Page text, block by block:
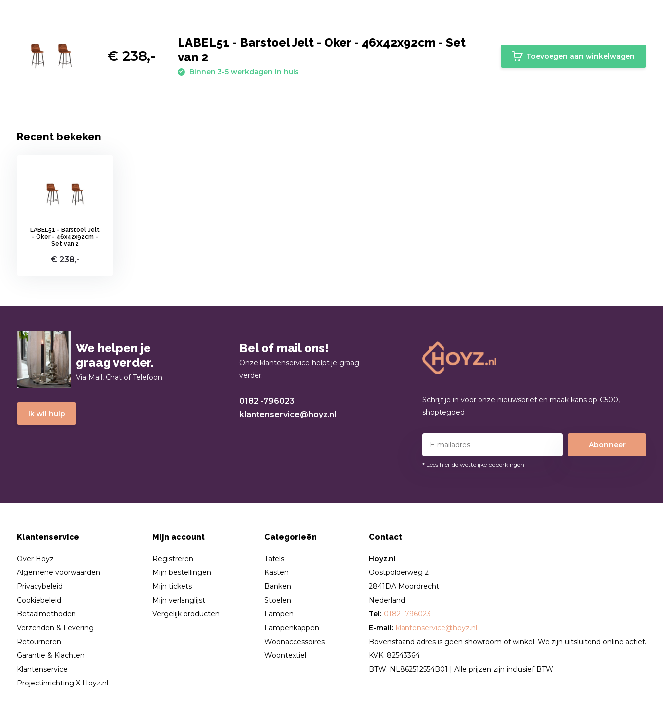
€ 238,-
LABEL51 - Barstoel Jelt - Oker - 46x42x92cm - Set
van 2
Binnen 3-5 werkdagen in huis
Toevoegen aan winkelwagen
Recent bekeken
LABEL51 - Barstoel Jelt
- Oker - 46x42x92cm -
Set van 2
€ 238,-
We helpen je
graag verder.
Via Mail, Chat of Telefoon.
Ik wil hulp
Bel of mail ons!
Onze klantenservice helpt je graag
verder.
0182 -796023
klantenservice@hoyz.nl
Schrijf je in voor onze nieuwsbrief en maak kans op €500,-
shoptegoed
Abonneer
* Lees hier de wettelijke beperkingen
Klantenservice
Over Hoyz
Algemene voorwaarden
Privacybeleid
Cookiebeleid
Betaalmethoden
Verzenden & Levering
Retourneren
Garantie & Klachten
Klantenservice
Projectinrichting X Hoyz.nl
Mijn account
Registreren
Mijn bestellingen
Mijn tickets
Mijn verlanglijst
Vergelijk producten
Categorieën
Tafels
Kasten
Banken
Stoelen
Lampen
Lampenkappen
Woonaccessoires
Woontextiel
Contact
Hoyz.nl
Oostpolderweg 2
2841DA Moordrecht
Nederland
Tel: 0182 -796023
E-mail: klantenservice@hoyz.nl
Bovenstaand adres is geen showroom of winkel. We zijn uitsluitend online actief.
KVK: 82543364
BTW: NL862512554B01 | Alle prijzen zijn inclusief BTW